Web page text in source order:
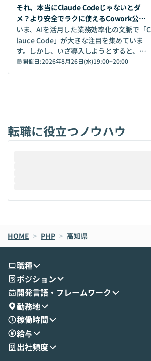
開催前
それ、本当にClaude Codeじゃないとダ
メ？より安全でラクに使えるCowork公開
デモ
いま、AIを活用した業務効率化の文脈で「C
laude Code」が大きな注目を集めていま
す。しかし、いざ導入しようとすると、セ
キュリティ面の懸念や権限管理のハードル
から、気軽に使えないケースも多いのでは
けでなく、想像以上の範囲まで自動化でき
ることは、まだあまり知られていません。
メルカリでの判断基準をもとに「なぜClau
oworkの基本的な機能をご紹介いただきま
す。 続く公開デモでは、実際にCoworkを
せいただきます。数分でワークフローが完
成する手軽さや、Gmail等の外部サービス
とセキュアに連携できるポイントなど、実
演を通じて具体的なイメージをお届けしま
す。 後半のディスカッションでは、セキュ
リティの考え方や社内導入の進め方など、
現場目線でさらに深掘りしていきます。
「自分の業務をAIで自動化してみたいけ
開催日:2026年8月26日(水)19:00~20:00
転職に役立つノウハウ
HOME > PHP > 高知県
職種
ポジション
開発言語・フレームワーク
勤務地
稼働時間
給与
出社頻度